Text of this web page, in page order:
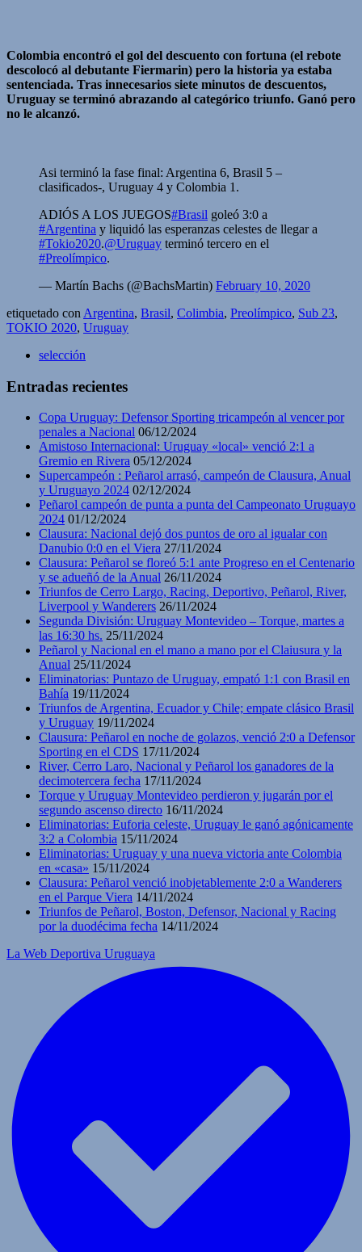
Colombia encontró el gol del descuento con fortuna (el rebote
descolocó al debutante Fiermarin) pero la historia ya estaba
sentenciada. Tras innecesarios siete minutos de descuentos,
Uruguay se terminó abrazando al categórico triunfo. Ganó pero
no le alcanzó.
Asi terminó la fase final: Argentina 6, Brasil 5 –
clasificados-, Uruguay 4 y Colombia 1.
ADIÓS A LOS JUEGOS#Brasil goleó 3:0 a
#Argentina y liquidó las esperanzas celestes de llegar a
#Tokio2020.@Uruguay terminó tercero en el
#Preolímpico.
— Martín Bachs (@BachsMartin) February 10, 2020
etiquetado con Argentina, Brasil, Colimbia, Preolímpico, Sub 23,
TOKIO 2020, Uruguay
selección
Entradas recientes
Copa Uruguay: Defensor Sporting tricampeón al vencer por
penales a Nacional 06/12/2024
Amistoso Internacional: Uruguay «local» venció 2:1 a
Gremio en Rivera 05/12/2024
Supercampeón : Peñarol arrasó, campeón de Clausura, Anual
y Uruguayo 2024 02/12/2024
Peñarol campeón de punta a punta del Campeonato Uruguayo
2024 01/12/2024
Clausura: Nacional dejó dos puntos de oro al igualar con
Danubio 0:0 en el Viera 27/11/2024
Clausura: Peñarol se floreó 5:1 ante Progreso en el Centenario
y se adueñó de la Anual 26/11/2024
Triunfos de Cerro Largo, Racing, Deportivo, Peñarol, River,
Liverpool y Wanderers 26/11/2024
Segunda División: Uruguay Montevideo – Torque, martes a
las 16:30 hs. 25/11/2024
Peñarol y Nacional en el mano a mano por el Claiusura y la
Anual 25/11/2024
Eliminatorias: Puntazo de Uruguay, empató 1:1 con Brasil en
Bahía 19/11/2024
Triunfos de Argentina, Ecuador y Chile; empate clásico Brasil
y Uruguay 19/11/2024
Clausura: Peñarol en noche de golazos, venció 2:0 a Defensor
Sporting en el CDS 17/11/2024
River, Cerro Laro, Nacional y Peñarol los ganadores de la
decimotercera fecha 17/11/2024
Torque y Uruguay Montevideo perdieron y jugarán por el
segundo ascenso directo 16/11/2024
Eliminatorias: Euforia celeste, Uruguay le ganó agónicamente
3:2 a Colombia 15/11/2024
Eliminatorias: Uruguay y una nueva victoria ante Colombia
en «casa» 15/11/2024
Clausura: Peñarol venció inobjetablemente 2:0 a Wanderers
en el Parque Viera 14/11/2024
Triunfos de Peñarol, Boston, Defensor, Nacional y Racing
por la duodécima fecha 14/11/2024
La Web Deportiva Uruguaya